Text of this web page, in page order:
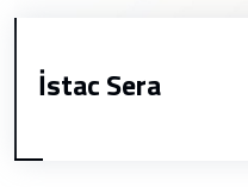
İstac Sera